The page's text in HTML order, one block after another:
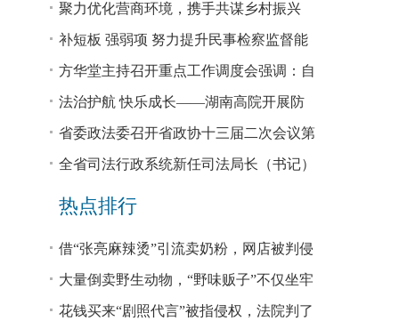
典型案例
察院、省妇联共同主办检察开放日活动
聚力优化营商环境，携手共谋乡村振兴
—— 省法院驻大坪村工作队、村“两委”干
部赴企参观学习调研
补短板 强弱项 努力提升民事检察监督能
力
方华堂主持召开重点工作调度会强调：自
我加压 砥砺奋进 推动工作更有成效 更加
出彩
法治护航 快乐成长——湖南高院开展防
欺凌、防性侵公益普法宣讲
省委政法委召开省政协十三届二次会议第
0327号提案办理座谈会
全省司法行政系统新任司法局长（书记）
培训班开班 方华堂作专题辅导
热点排行
借“张亮麻辣烫”引流卖奶粉，网店被判侵
权！
大量倒卖野生动物，“野味贩子”不仅坐牢
还得赔钱
花钱买来“剧照代言”被指侵权，法院判了